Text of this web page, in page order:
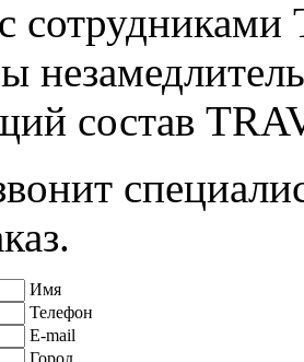
состав
Имя
Телефон
E-mail
Город